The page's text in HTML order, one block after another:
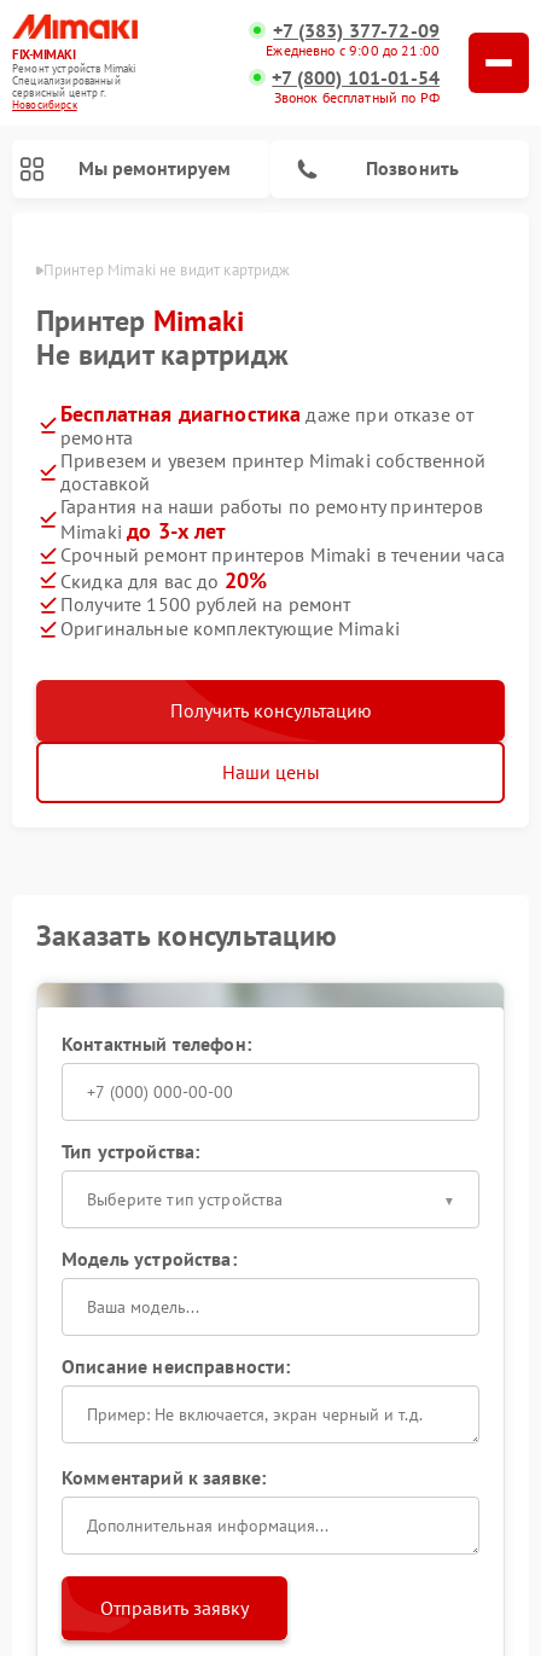
FIX-MIMAKI
Ремонт устройств Mimaki
Специализированный
cервисный центр г.
Новосибирск
+7 (383) 377-72-09
Ежедневно с 9:00 до 21:00
+7 (800) 101-01-54
Звонок бесплатный по РФ
Мы ремонтируем Позвонить
Принтер Mimaki не видит картридж
Принтер Mimaki
Не видит картридж
Бесплатная диагностика даже при отказе от
ремонта
Привезем и увезем принтер Mimaki собственной
доставкой
Гарантия на наши работы по ремонту принтеров
Mimakiдо 3-х лет
Срочный ремонт принтеров Mimaki в течении часа
Скидка для вас до 20%
Получите 1500 рублей на ремонт
Оригинальные комплектующие Mimaki
Получить консультацию
Наши цены
Заказать консультацию
Контактный телефон:
Тип устройства:
Выберите тип устройства
Модель устройства:
Описание неисправности:
Комментарий к заявке:
Отправить заявку